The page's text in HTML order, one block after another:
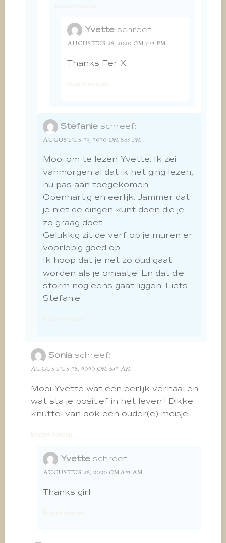
beantwoorden
Yvette schreef:
AUGUSTUS 28, 2020 OM 7:35 PM
Thanks Fer X
beantwoorden
Stefanie schreef:
AUGUSTUS 29, 2020 OM 8:55 PM
Mooi om te lezen Yvette. Ik zei
vanmorgen al dat ik het ging lezen,
nu pas aan toegekomen
Openhartig en eerlijk. Jammer dat
je niet de dingen kunt doen die je
zo graag doet.
Gelukkig zit de verf op je muren er
voorlopig goed op
Ik hoop dat je net zo oud gaat
worden als je omaatje! En dat die
storm nog eens gaat liggen. Liefs
Stefanie.
beantwoorden
Sonia schreef:
AUGUSTUS 28, 2020 OM 6:12 AM
Mooi Yvette wat een eerlijk verhaal en
wat sta je positief in het leven ! Dikke
knuffel van ook een ouder(e) meisje
beantwoorden
Yvette schreef:
AUGUSTUS 28, 2020 OM 8:55 AM
Thanks girl
beantwoorden